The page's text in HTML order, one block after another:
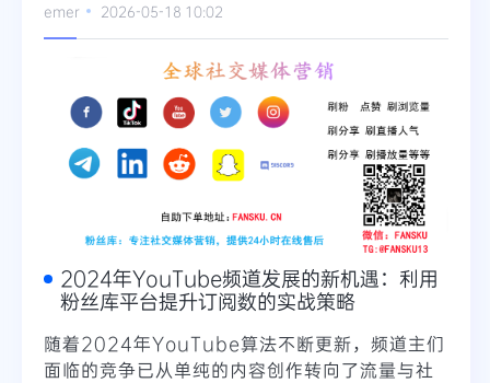
emer 2026-05-18 10:02
2024年YouTube频道发展的新机遇：利用
粉丝库平台提升订阅数的实战策略
随着2024年YouTube算法不断更新，频道主们
面临的竞争已从单纯的内容创作转向了流量与社